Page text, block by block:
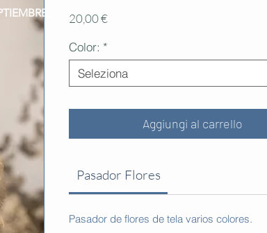
20,00 €Prezzo
Color: *
Seleziona
Aggiungi al carrello
Pasador Flores
Pasador de flores de tela varios colores.